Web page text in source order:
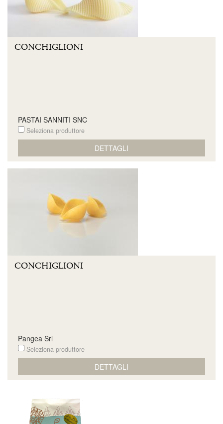
CONCHIGLIONI
PASTAI SANNITI SNC
Seleziona produttore
DETTAGLI
CONCHIGLIONI
Pangea Srl
Seleziona produttore
DETTAGLI